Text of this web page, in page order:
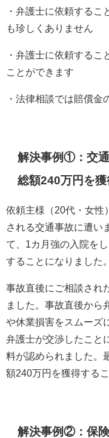
・弁護士に依頼するこ
も珍しくありません
・弁護士に依頼するこ
ことができます
・法律相談では賠償金
解決事例①：交
総額240万円を獲
依頼主様（20代・女性
される交通事故に遭い
て、1カ月強の入院を
することになりました。
事故直後にご相談され
ました。事故直後から
や休業損害をスムーズ
弁護士が交渉したこと
料が認められました。
額240万円を獲得する
解決事例②：保